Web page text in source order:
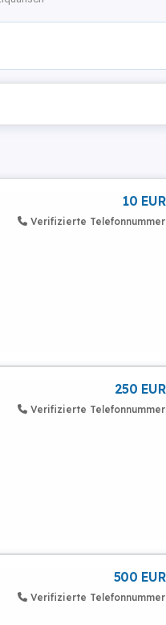
10 EUR
Verifizierte Telefonnummer
250 EUR
Verifizierte Telefonnummer
500 EUR
Verifizierte Telefonnummer